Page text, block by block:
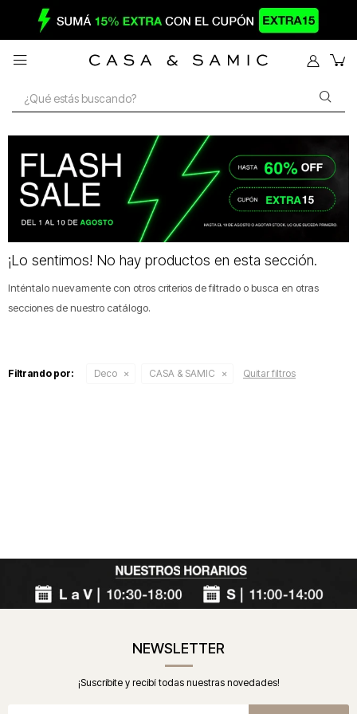

¡Lo sentimos! No hay productos en esta sección.
Inténtalo nuevamente con otros criterios de filtrado o busca en otras
secciones de nuestro catálogo.
Filtrando por: Deco CASA & SAMIC Quitar filtros
NEWSLETTER
¡Suscribite y recibí todas nuestras novedades!